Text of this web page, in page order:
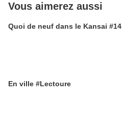
Vous aimerez aussi
Quoi de neuf dans le Kansai #14
En ville #Lectoure